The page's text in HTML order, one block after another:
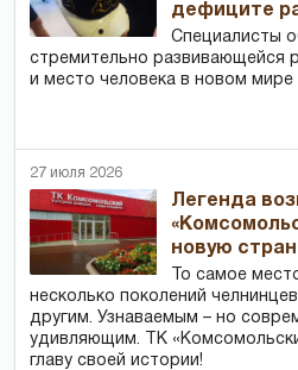
дефиците
Специалисты
стремительно развивающейся
и место человека в новом мире
27 июля 2026
Легенда
новую
То самое
несколько поколений
другим. Узнаваемым – но
удивляющим. ТК
главу своей истории!